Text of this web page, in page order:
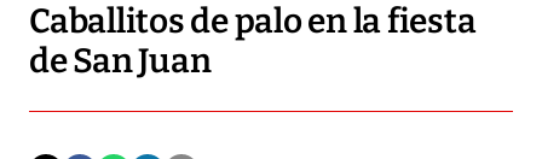
Caballitos de palo en la fiesta
de San Juan